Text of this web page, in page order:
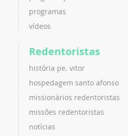
programas
vídeos
Redentoristas
história pe. vitor
hospedagem santo afonso
missionários redentoristas
missões redentoristas
notícias